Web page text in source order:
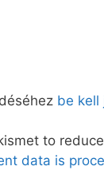
be kell
to
data is